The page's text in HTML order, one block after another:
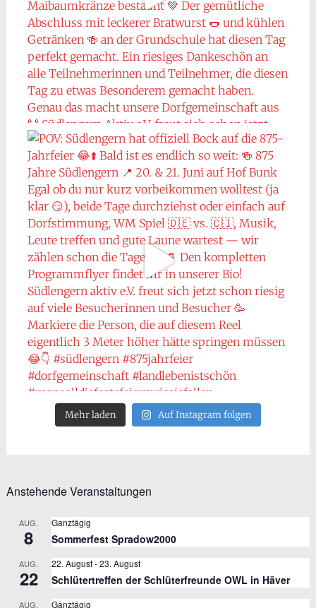
Mehr laden Auf Instagram folgen
Anstehende Veranstaltungen
AUG.
8
Ganztägig
Sommerfest Spradow2000
AUG.
22
22. August-23. August
Schlütertreffen der Schlüterfreunde OWL in Häver
AUG. Ganztägig